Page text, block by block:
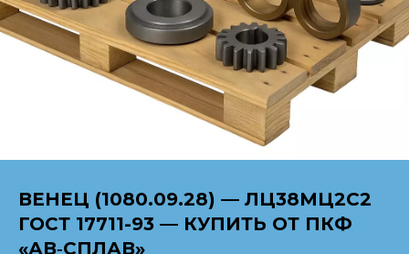
ВЕНЕЦ (1080.09.28) — ЛЦ38МЦ2С2
ГОСТ 17711-93 — КУПИТЬ ОТ ПКФ
«АВ‑СПЛАВ»